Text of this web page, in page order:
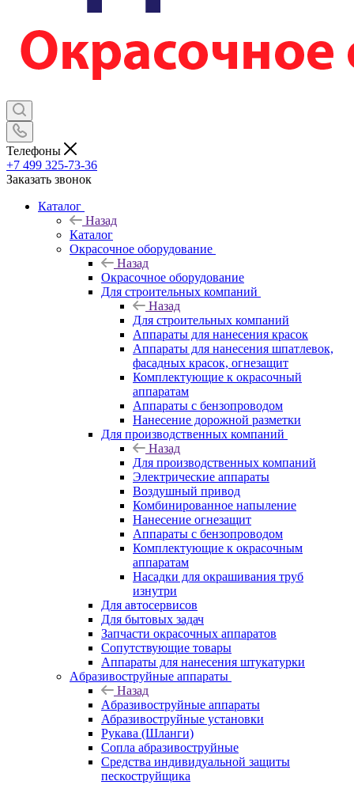
Телефоны
+7 499 325-73-36
Заказать звонок
Каталог
Назад
Каталог
Окрасочное оборудование
Назад
Окрасочное оборудование
Для строительных компаний
Назад
Для строительных компаний
Аппараты для нанесения красок
Аппараты для нанесения шпатлевок,
фасадных красок, огнезащит
Комплектующие к окрасочный
аппаратам
Аппараты с бензопроводом
Нанесение дорожной разметки
Для производственных компаний
Назад
Для производственных компаний
Электрические аппараты
Воздушный привод
Комбинированное напыление
Нанесение огнезащит
Аппараты с бензопроводом
Комплектующие к окрасочным
аппаратам
Насадки для окрашивания труб
изнутри
Для автосервисов
Для бытовых задач
Запчасти окрасочных аппаратов
Сопутствующие товары
Аппараты для нанесения штукатурки
Aбразивоструйные аппараты
Назад
Aбразивоструйные аппараты
Абразивоструйные установки
Рукава (Шланги)
Сопла абразивоструйные
Средства индивидуальной защиты
пескоструйщика